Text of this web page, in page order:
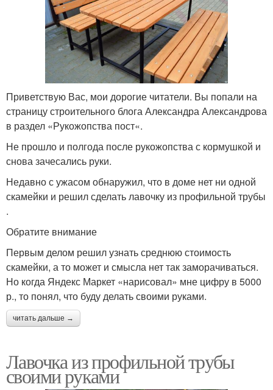
Приветствую Вас, мои дорогие читатели. Вы попали на
страницу строительного блога Александра Александрова
в раздел «Рукожопства пост«.
Не прошло и полгода после рукожопства с кормушкой и
снова зачесались руки.
Недавно с ужасом обнаружил, что в доме нет ни одной
скамейки и решил сделать лавочку из профильной трубы
.
Обратите внимание
Первым делом решил узнать среднюю стоимость
скамейки, а то может и смысла нет так заморачиваться.
Но когда Яндекс Маркет «нарисовал» мне цифру в 5000
р., то понял, что буду делать своими руками.
читать дальше →
Лавочка из профильной трубы
своими руками